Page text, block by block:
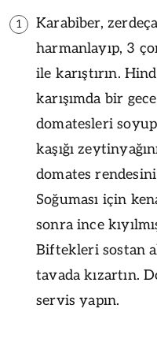
1
Karabiber,
harmanlayıp, 3
ile karıştırın.
karışımda bir
domatesleri
kaşığı
domates
Soğuması için
sonra ince
Biftekleri sostan
tavada kızartın.
servis yapın.